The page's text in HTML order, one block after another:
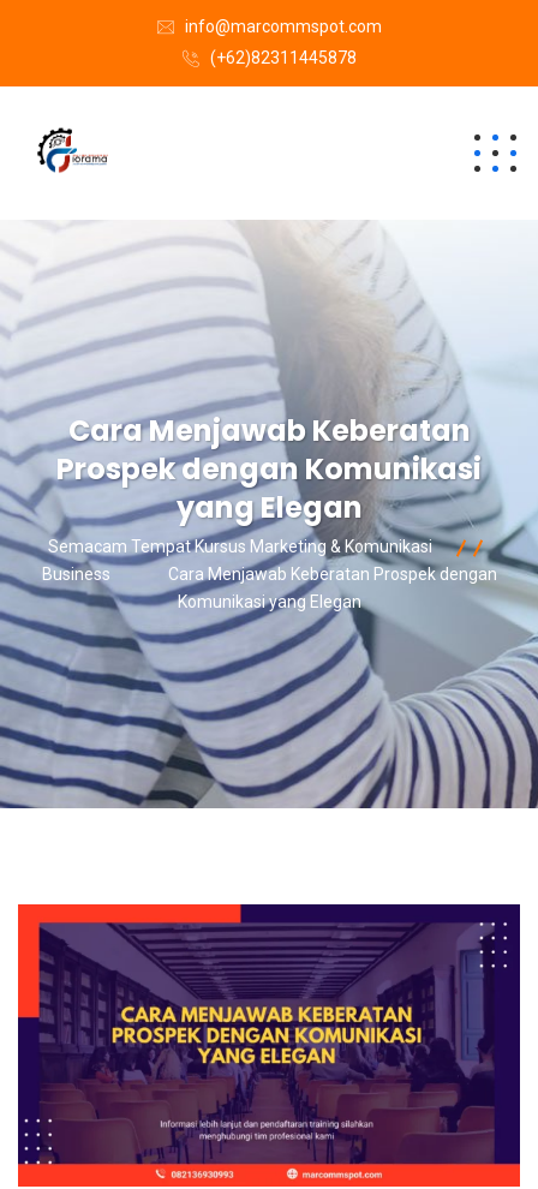
info@marcommspot.com
(+62)82311445878
Cara Menjawab Keberatan
Prospek dengan Komunikasi
yang Elegan
Semacam Tempat Kursus Marketing & Komunikasi
Business
Cara Menjawab Keberatan Prospek dengan
Komunikasi yang Elegan